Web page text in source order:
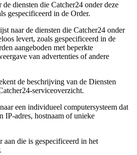
de diensten die Catcher24 onder deze
gespecificeerd in de Order.
naar de diensten die Catcher24 onder
levert, zoals gespecificeerd in de
aangeboden met beperkte
van advertenties of andere
de beschrijving van de Diensten
serviceoverzicht.
een individueel computersysteem dat
IP-adres, hostnaam of unieke
aan die is gespecificeerd in het